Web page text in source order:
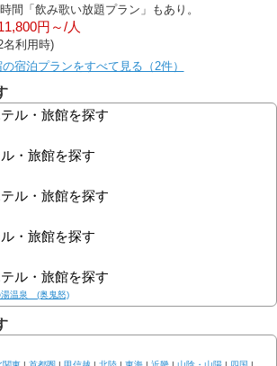
間「飲み歌い放題プラン」もあり。
円～/人
名利用時)
宿泊プランをすべて見る（2件）
ル・旅館を探す
・旅館を探す
ル・旅館を探す
・旅館を探す
ル・旅館を探す
湯温泉 (奥鬼怒)